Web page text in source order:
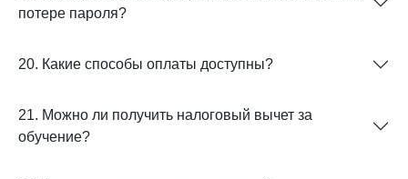
потере пароля?
20. Какие способы оплаты доступны?
21. Можно ли получить налоговый вычет за
обучение?